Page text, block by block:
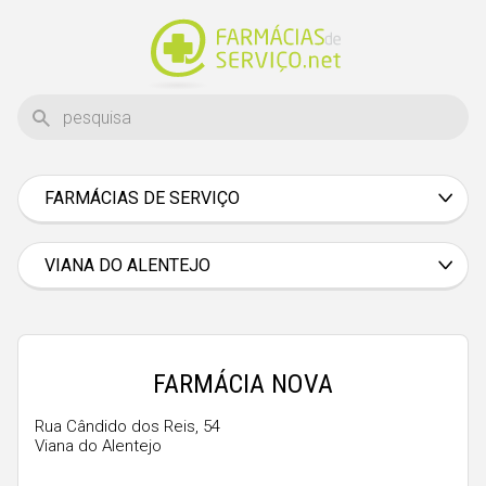
FARMÁCIAS DE SERVIÇO
Braga
Bragança
Castelo Branco
Évora
VIANA DO ALENTEJO
FARMÁCIA NOVA
Rua Cândido dos Reis, 54
Viana do Alentejo